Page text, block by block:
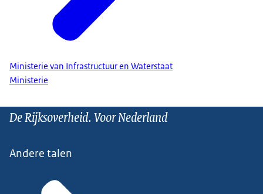
Ministerie van Infrastructuur en Waterstaat
Ministerie
De Rijksoverheid. Voor Nederland
Andere talen